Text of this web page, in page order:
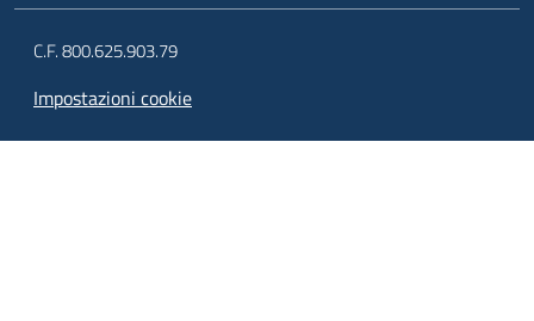
C.F. 800.625.903.79
Impostazioni cookie